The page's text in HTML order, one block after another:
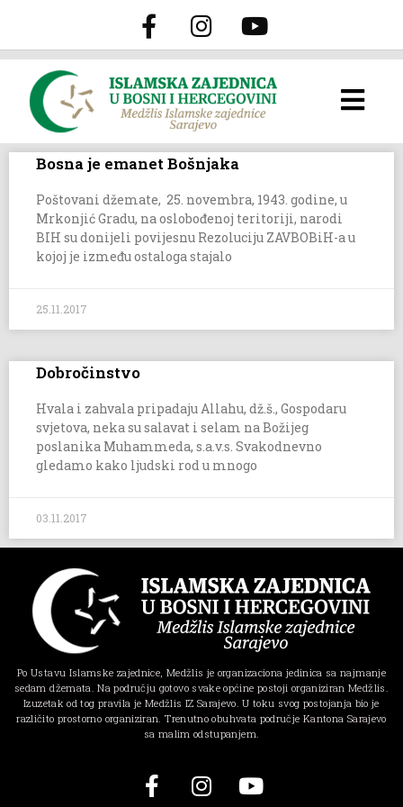
Bosna je emanet Bošnjaka
Poštovani džemate, 25. novembra, 1943. godine, u
Mrkonjić Gradu, na oslobođenoj teritoriji, narodi
BIH su donijeli povijesnu Rezoluciju ZAVBOBiH-a u
kojoj je između ostaloga stajalo
25.11.2017
Dobročinstvo
Hvala i zahvala pripadaju Allahu, dž.š., Gospodaru
svjetova, neka su salavat i selam na Božijeg
poslanika Muhammeda, s.a.v.s. Svakodnevno
gledamo kako ljudski rod u mnogo
03.11.2017
Po Ustavu Islamske zajednice, Medžlis je organizaciona jedinica sa najmanje
sedam džemata. Na području gotovo svake općine postoji organiziran Medžlis.
Izuzetak od tog pravila je Medžlis IZ Sarajevo. U toku svog postojanja bio je
različito prostorno organiziran. Trenutno obuhvata područje Kantona Sarajevo
sa malim odstupanjem.